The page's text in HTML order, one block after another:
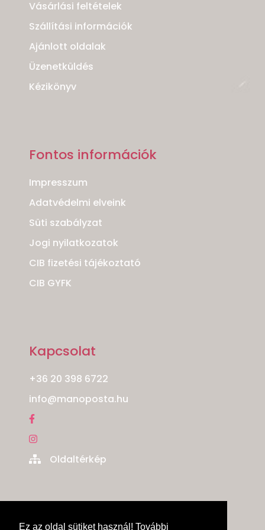
Ez az oldal sütiket használ! További
Vásárlási feltételek
Szállítási információk
Ajánlott oldalak
Üzenetküldés
Kézikönyv
Fontos információk
Impresszum
Adatvédelmi elveink
Süti szabályzat
Jogi nyilatkozatok
CIB fizetési tájékoztató
CIB GYFK
Kapcsolat
+36 20 398 6722
info@manoposta.hu
Oldaltérkép